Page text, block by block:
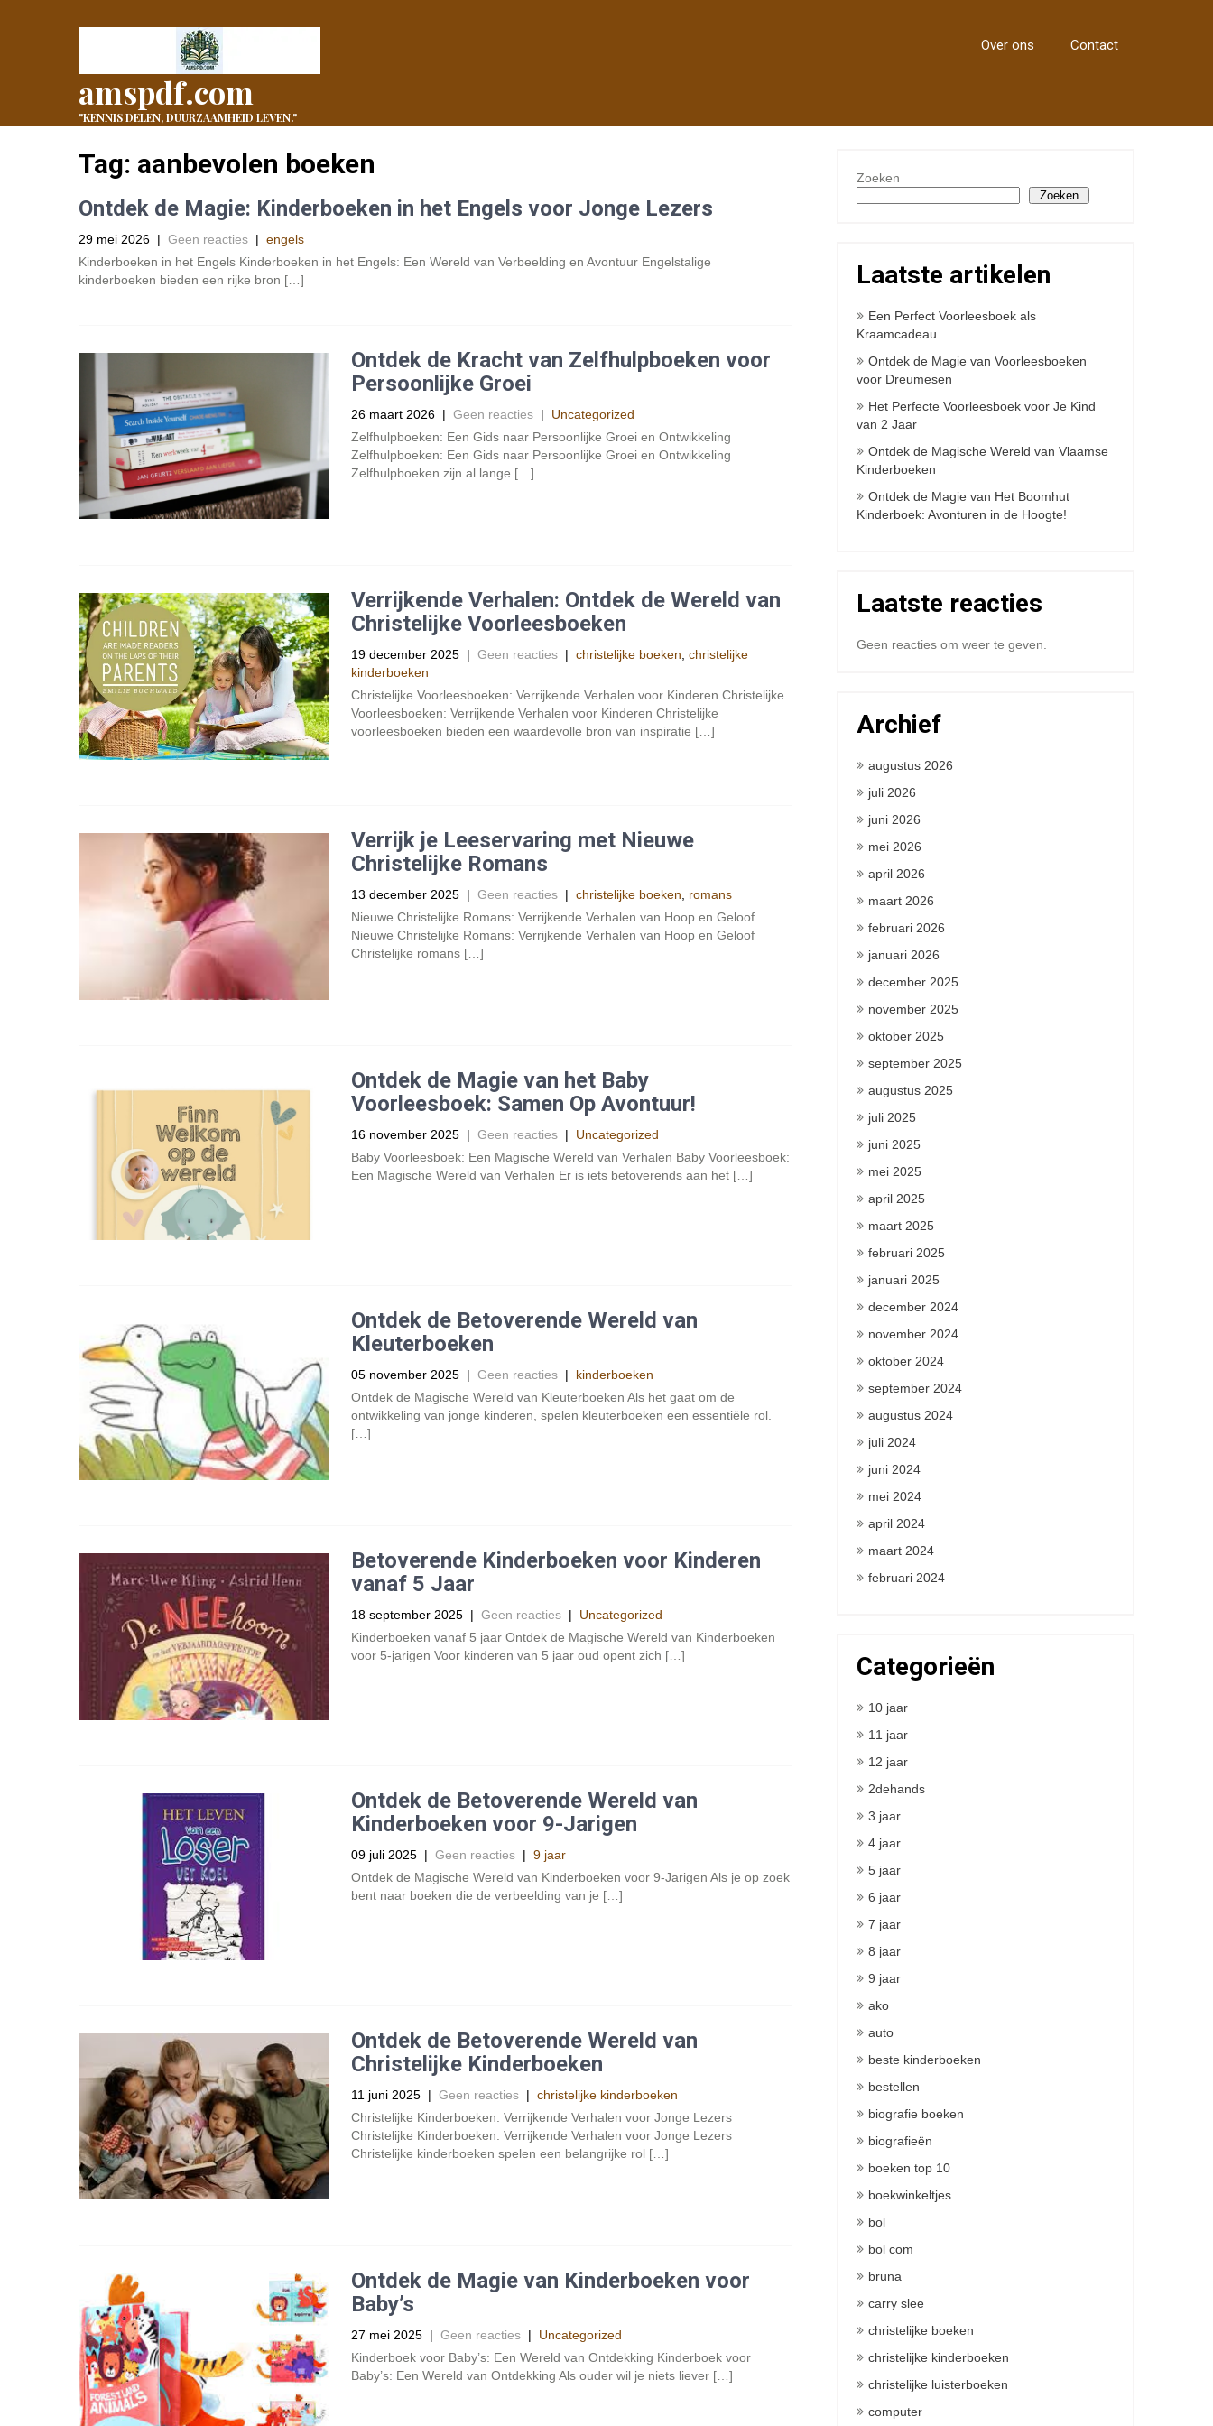
amspdf.com
"KENNIS DELEN, DUURZAAMHEID LEVEN."
Over ons Contact
Tag: aanbevolen boeken
Ontdek de Magie: Kinderboeken in het Engels voor Jonge Lezers
29 mei 2026 | Geen reacties | engels
Kinderboeken in het Engels Kinderboeken in het Engels: Een Wereld van Verbeelding en Avontuur Engelstalige
kinderboeken bieden een rijke bron […]
Ontdek de Kracht van Zelfhulpboeken voor
Persoonlijke Groei
26 maart 2026 | Geen reacties | Uncategorized
Zelfhulpboeken: Een Gids naar Persoonlijke Groei en Ontwikkeling
Zelfhulpboeken: Een Gids naar Persoonlijke Groei en Ontwikkeling
Zelfhulpboeken zijn al lange […]
Verrijkende Verhalen: Ontdek de Wereld van
Christelijke Voorleesboeken
19 december 2025 | Geen reacties | christelijke boeken christelijke
kinderboeken
Christelijke Voorleesboeken: Verrijkende Verhalen voor Kinderen Christelijke
Voorleesboeken: Verrijkende Verhalen voor Kinderen Christelijke
voorleesboeken bieden een waardevolle bron van inspiratie […]
Verrijk je Leeservaring met Nieuwe
Christelijke Romans
13 december 2025 | Geen reacties | christelijke boeken
romans
Nieuwe Christelijke Romans: Verrijkende Verhalen van Hoop en Geloof
Nieuwe Christelijke Romans: Verrijkende Verhalen van Hoop en Geloof
Christelijke romans […]
Ontdek de Magie van het Baby
Voorleesboek: Samen Op Avontuur!
16 november 2025 | Geen reacties | Uncategorized
Baby Voorleesboek: Een Magische Wereld van Verhalen Baby Voorleesboek:
Een Magische Wereld van Verhalen Er is iets betoverends aan het […]
Ontdek de Betoverende Wereld van
Kleuterboeken
05 november 2025 | Geen reacties | kinderboeken
Ontdek de Magische Wereld van Kleuterboeken Als het gaat om de
ontwikkeling van jonge kinderen, spelen kleuterboeken een essentiële rol.
[…]
Betoverende Kinderboeken voor Kinderen
vanaf 5 Jaar
18 september 2025 | Geen reacties | Uncategorized
Kinderboeken vanaf 5 jaar Ontdek de Magische Wereld van Kinderboeken
voor 5-jarigen Voor kinderen van 5 jaar oud opent zich […]
Ontdek de Betoverende Wereld van
Kinderboeken voor 9-Jarigen
09 juli 2025 | Geen reacties | 9 jaar
Ontdek de Magische Wereld van Kinderboeken voor 9-Jarigen Als je op zoek
bent naar boeken die de verbeelding van je […]
Ontdek de Betoverende Wereld van
Christelijke Kinderboeken
11 juni 2025 | Geen reacties | christelijke kinderboeken
Christelijke Kinderboeken: Verrijkende Verhalen voor Jonge Lezers
Christelijke Kinderboeken: Verrijkende Verhalen voor Jonge Lezers
Christelijke kinderboeken spelen een belangrijke rol […]
Ontdek de Magie van Kinderboeken voor
Baby’s
27 mei 2025 | Geen reacties | Uncategorized
Kinderboek voor Baby’s: Een Wereld van Ontdekking Kinderboek voor
Baby’s: Een Wereld van Ontdekking Als ouder wil je niets liever […]
Zoeken
Zoeken
Laatste artikelen
Een Perfect Voorleesboek als
Kraamcadeau
Ontdek de Magie van Voorleesboeken
voor Dreumesen
Het Perfecte Voorleesboek voor Je Kind
van 2 Jaar
Ontdek de Magische Wereld van Vlaamse
Kinderboeken
Ontdek de Magie van Het Boomhut
Kinderboek: Avonturen in de Hoogte!
Laatste reacties
Geen reacties om weer te geven.
Archief
augustus 2026
juli 2026
juni 2026
mei 2026
april 2026
maart 2026
februari 2026
januari 2026
december 2025
november 2025
oktober 2025
september 2025
augustus 2025
juli 2025
juni 2025
mei 2025
april 2025
maart 2025
februari 2025
januari 2025
december 2024
november 2024
oktober 2024
september 2024
augustus 2024
juli 2024
juni 2024
mei 2024
april 2024
maart 2024
februari 2024
Categorieën
10 jaar
11 jaar
12 jaar
2dehands
3 jaar
4 jaar
5 jaar
6 jaar
7 jaar
8 jaar
9 jaar
ako
auto
beste kinderboeken
bestellen
biografie boeken
biografieën
boeken top 10
boekwinkeltjes
bol
bol com
bruna
carry slee
christelijke boeken
christelijke kinderboeken
christelijke luisterboeken
computer